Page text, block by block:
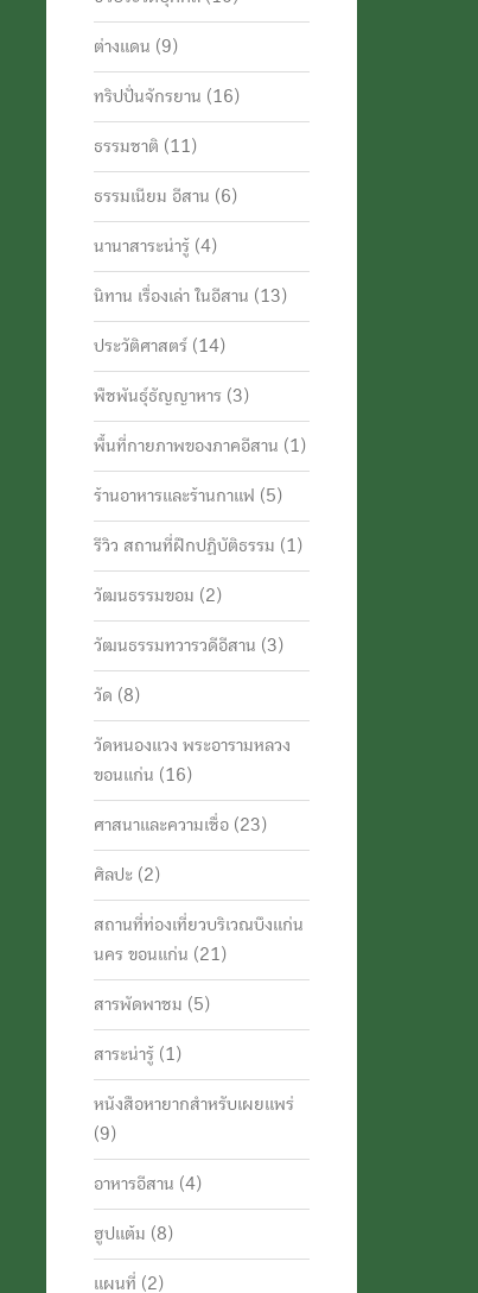
ต่างแดน (9)
ทริปปั่นจักรยาน (16)
ธรรมชาติ (11)
ธรรมเนียม อีสาน (6)
นานาสาระน่ารู้(4)
นิทาน เรื่องเล่า ในอีสาน (13)
ประวัติศาสตร์(14)
พืชพันธุ์ธัญญาหาร(3)
พื้นที่กายภาพของภาคอีสาน (1)
ร้านอาหารและร้านกาแฟ (5)
รีวิว สถานที่ฝึกปฏิบัติธรรม (1)
วัฒนธรรมขอม (2)
วัฒนธรรมทวารวดีอีสาน (3)
วัด (8)
วัดหนองแวง พระอารามหลวง
ขอนแก่น (16)
ศาสนาและความเชื่อ(23)
ศิลปะ(2)
สถานที่ท่องเที่ยวบริเวณบึงแก่น
นคร ขอนแก่น (21)
สารพัดพาชม (5)
สาระน่ารู้(1)
หนังสือหายากสำหรับเผยแพร่
(9)
อาหารอีสาน (4)
ฮูปแต้ม (8)
แผนที่ (2)